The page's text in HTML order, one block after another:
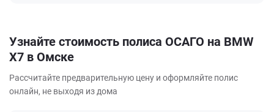
Узнайте стоимость полиса ОСАГО на BMW
X7 в Омске
Рассчитайте предварительную цену и оформляйте полис
онлайн, не выходя из дома